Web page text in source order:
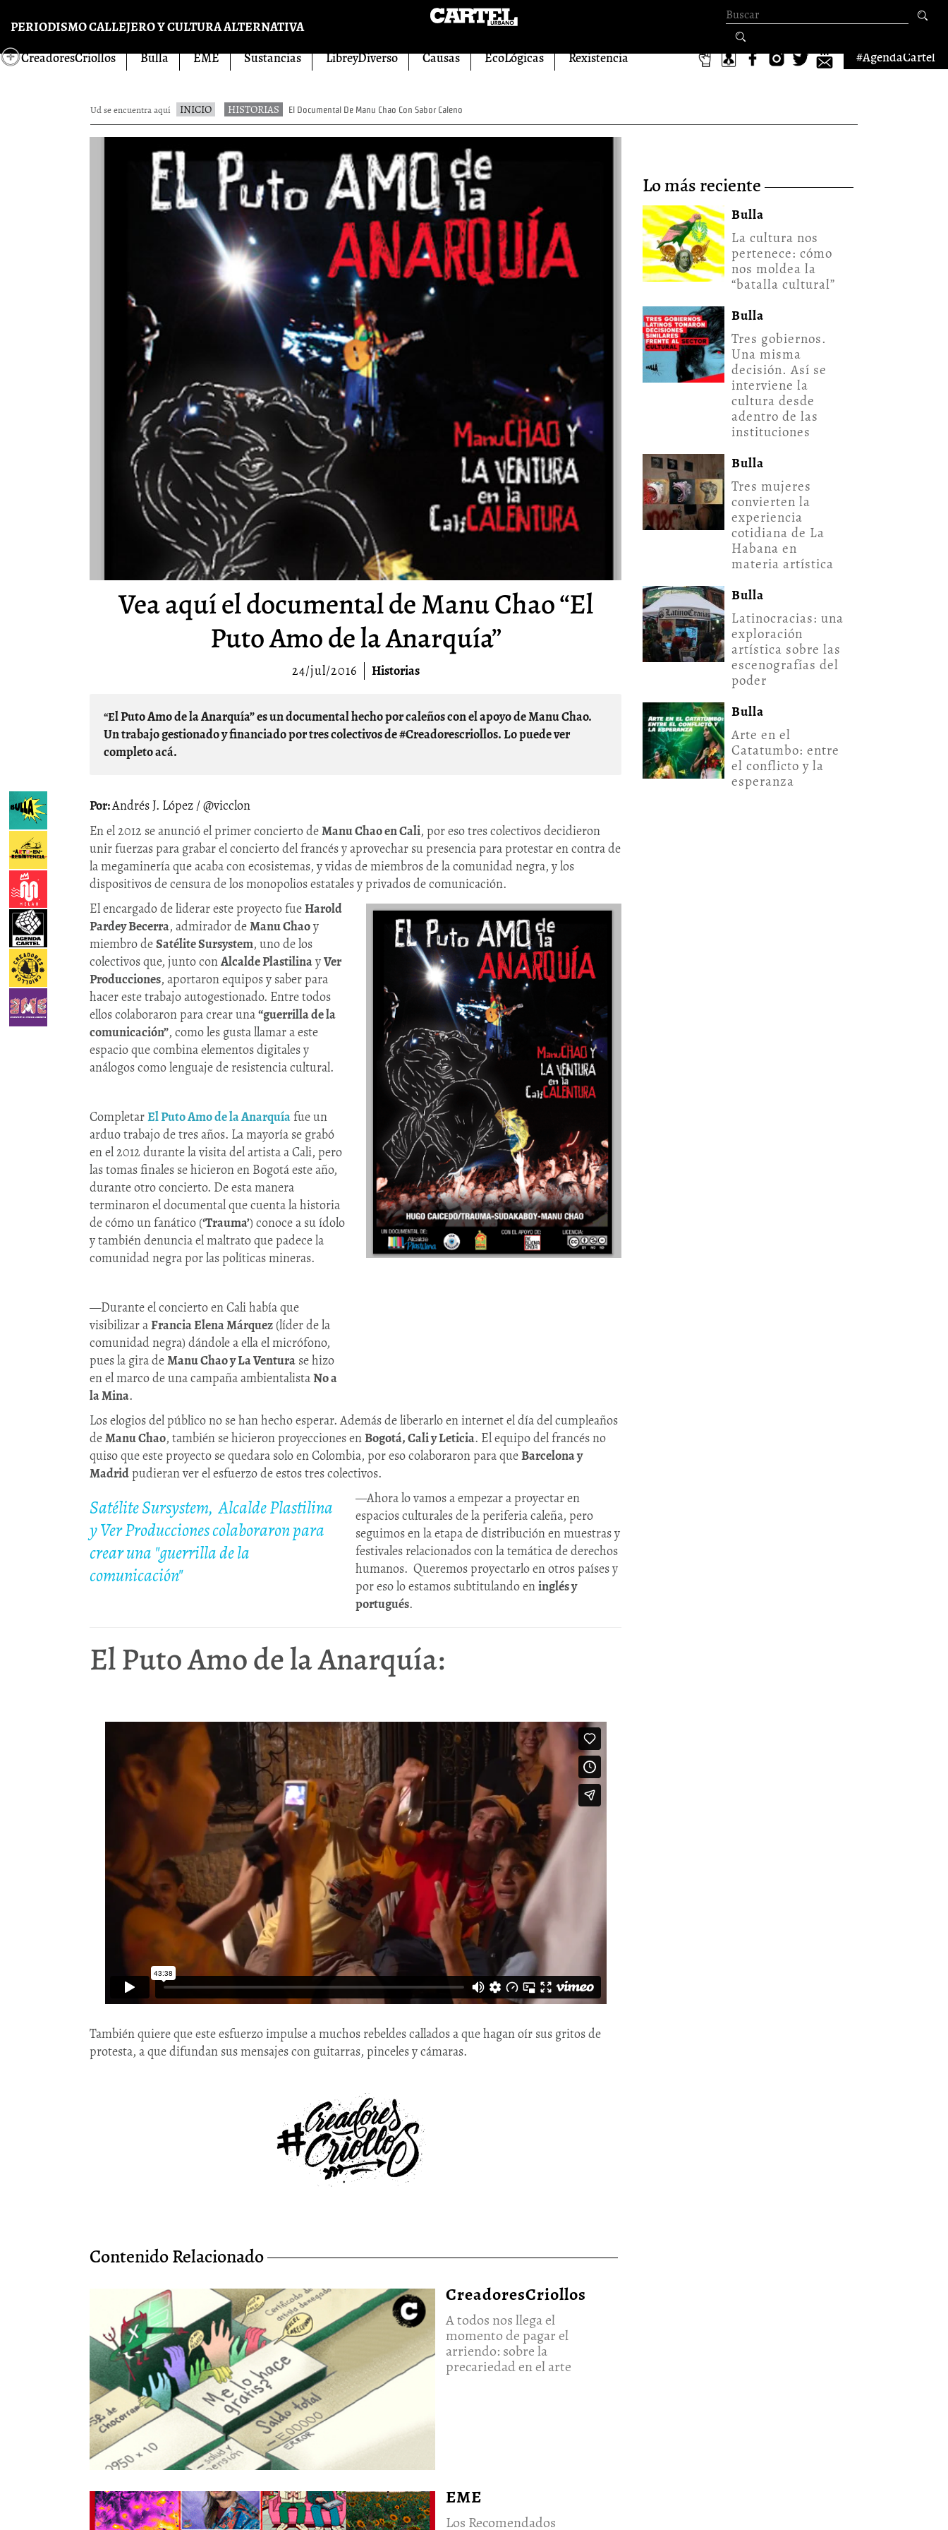
PERIODISMO CALLEJERO Y CULTURA ALTERNATIVA
Formulario de
búsqueda
CreadoresCriollos Bulla EME Sustancias LibreyDiverso Causas EcoLógicas Rexistencia #AgendaCartel
Ud se encuentra aquí INICIO HISTORIAS El Documental De Manu Chao Con Sabor Caleno
Vea aquí el documental de Manu Chao “El
Puto Amo de la Anarquía”
24/jul/2016 Historias
“El Puto Amo de la Anarquía” es un documental hecho por caleños con el apoyo de Manu Chao.
Un trabajo gestionado y financiado por tres colectivos de #Creadorescriollos. Lo puede ver
completo acá.
Andrés J. López / @vicclon
En el 2012 se anunció el primer concierto deManu Chao en Cali, por eso tres colectivos decidieron
unir fuerzas para grabar el concierto del francés y aprovechar su presencia para protestar en contra de
la megaminería que acaba con ecosistemas, y vidas de miembros de la comunidad negra, y los
dispositivos de censura de los monopolios estatales y privados de comunicación.
El encargado de liderar este proyecto fueHarold
Pardey Becerra, admirador deManu Chaoy
miembro deSatélite Sursystem, uno de los
colectivos que, junto conAlcalde PlastilinayVer
Producciones, aportaron equipos y saber para
hacer este trabajo autogestionado. Entre todos
ellos colaboraron para crear una“guerrilla de la
comunicación”, como les gusta llamar a este
espacio que combina elementos digitales y
análogos como lenguaje de resistencia cultural.
CompletarEl Puto Amo de la Anarquíafue un
arduo trabajo de tres años. La mayoría se grabó
en el 2012 durante la visita del artista a Cali, pero
las tomas finales se hicieron en Bogotá este año,
durante otro concierto. De esta manera
terminaron el documental que cuenta la historia
de cómo un fanático (‘Trauma’) conoce a su ídolo
y también denuncia el maltrato que padece la
comunidad negra por las políticas mineras.
—Durante el concierto en Cali había que
visibilizar aFrancia Elena Márquez (líder de la
comunidad negra) dándole a ella el micrófono,
pues la gira deManu Chao y La Ventura se hizo
en el marco de una campaña ambientalistaNo a
la Mina.
Los elogios del público no se han hecho esperar. Además de liberarlo en internet el día del cumpleaños
deManu Chao, también se hicieron proyecciones enBogotá, Cali y Leticia. El equipo del francés no
quiso que este proyecto se quedara solo en Colombia, por eso colaboraron para queBarcelona y
Madridpudieran ver el esfuerzo de estos tres colectivos.
Satélite Sursystem, Alcalde Plastilina
y Ver Producciones colaboraron para
crear una "guerrilla de la
comunicación"
—Ahora lo vamos a empezar a proyectar en
espacios culturales de la periferia caleña, pero
seguimos en la etapa de distribución en muestras y
festivales relacionados con la temática de derechos
humanos. Queremos proyectarlo en otros países y
por eso lo estamos subtitulando eninglés y
portugués.
El Puto Amo de la Anarquía:
También quiere que este esfuerzo impulse a muchos rebeldes callados a que hagan oír sus gritos de
protesta, a que difundan sus mensajes con guitarras, pinceles y cámaras.
Contenido Relacionado
A todos nos llega el momento de pagar el
arriendo: sobre la precariedad en el arte
1/Mar/2023
CreadoresCriollos
A todos nos llega el
momento de pagar el
arriendo: sobre la
precariedad en el arte
EME
Los Recomendados
lo más reciente
Bulla
La cultura nos
pertenece: cómo
nos moldea la
“batalla cultural”
Bulla
Tres gobiernos.
Una misma
decisión. Así se
interviene la
cultura desde
adentro de las
instituciones
Bulla
Tres mujeres
convierten la
experiencia
cotidiana de La
Habana en
materia artística
Bulla
Latinocracias: una
exploración
artística sobre las
escenografías del
poder
Bulla
Arte en el
Catatumbo: entre
el conflicto y la
esperanza